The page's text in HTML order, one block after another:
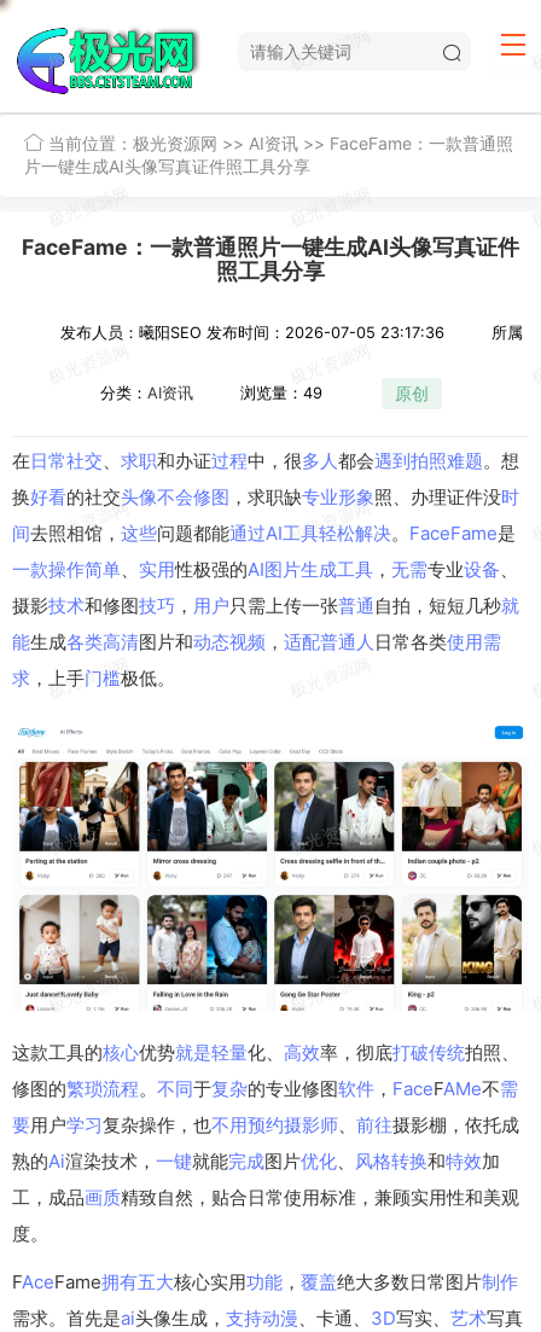
当前位置： 极光资源网 >> AI资讯 >> FaceFame：一款普通照
片一键生成AI头像写真证件照工具分享
FaceFame：一款普通照片一键生成AI头像写真证件
照工具分享
发布人员：曦阳SEO 发布时间：2026-07-05 23:17:36 所属
分类： AI资讯 浏览量：49 原创
在日常社交 求职和办证过程中，很多人都会遇到拍照难题。想
换好看的社交头像不会修图 ，求职缺专业形象照、办理证件没时
间去照相馆， 这些问题都能通过AI工具轻松解决。 FaceFame是
一款操作简单 实用性极强的AI图片生成工具 ， 无需专业设备
摄影技术和修图技巧 ， 用户只需上传一张普通 自拍，短短几秒就
能生成各类高清图片和动态视频 ， 适配普通人 日常各类使用需
求 ，上手门槛极低。
这款工具的核心优势就是轻量化、 高效率，彻底打破传统拍照、
修图的繁琐流程。 不同于复杂的专业修图软件 ， FaceFAMe不需
要用户学习复杂操作，也不用预约摄影师、 前往摄影棚，依托成
熟的Ai渲染技术， 一键就能完成图片优化、 风格转换和特效加
工，成品画质精致自然，贴合日常使用标准，兼顾实用性和美观
度。
FAceFame拥有五大核心实用功能 ， 覆盖绝大多数日常图片制作
需求。首先是ai头像生成， 支持动漫、卡通、 3D写实、 艺术写真